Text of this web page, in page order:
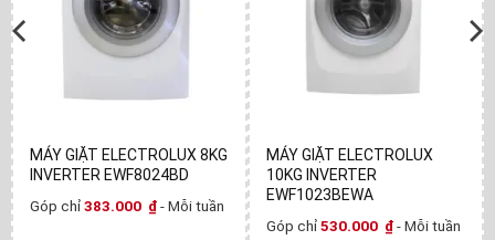
MÁY GIẶT ELECTROLUX 8KG
INVERTER EWF8024BD
Góp chỉ383.000 ₫- Mỗi tuần
MÁY GIẶT ELECTROLUX
10KG INVERTER
EWF1023BEWA
Góp chỉ530.000 ₫- Mỗi tuần